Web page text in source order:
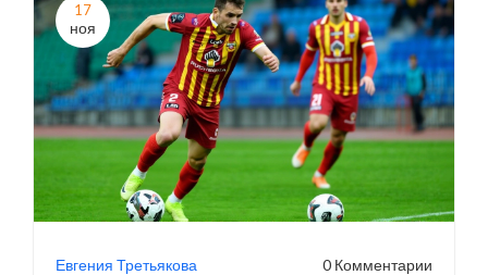
17
ноя
Евгения Третьякова 0 Комментарии